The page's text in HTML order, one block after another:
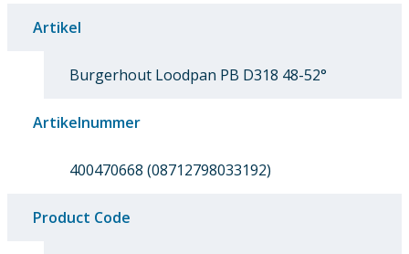
Artikel
Burgerhout Loodpan PB D318 48-52°
Artikelnummer
400470668 (08712798033192)
Product Code